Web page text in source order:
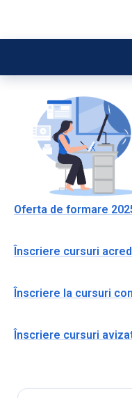
content
Oferta de formare
Înscriere cursuri
Înscriere la cursuri
Înscriere cursuri